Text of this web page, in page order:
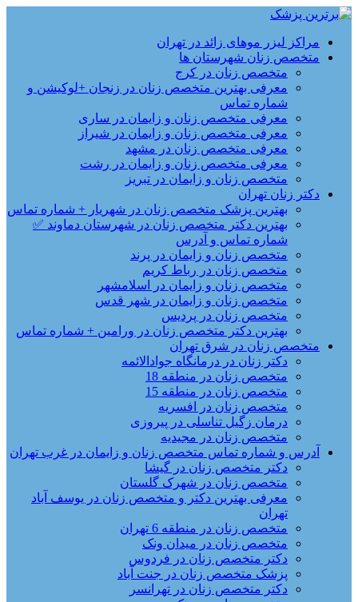
مراکز لیزر موهای زائد در تهران
متخصص زنان شهرستان ها
متخصص زنان در کرج
معرفی بهترین متخصص زنان در زنجان +لوکیشن و
شماره تماس
معرفی متخصص زنان و زایمان در ساری
معرفی متخصص زنان و زایمان در شیراز
معرفی متخصص زنان در مشهد
معرفی متخصص زنان و زایمان در رشت
متخصص زنان و زایمان در تبریز
دکتر زنان تهران
بهترین پزشک متخصص زنان در شهریار + شماره تماس
بهترین دکتر متخصص زنان در شهرستان دماوند ✅
شماره تماس و آدرس
متخصص زنان و زایمان در پرند
متخصص زنان در رباط کریم
متخصص زنان و زایمان در اسلامشهر
متخصص زنان و زایمان در شهر قدس
متخصص زنان در پردیس
بهترین دکتر متخصص زنان در ورامین + شماره تماس
متخصص زنان در شرق تهران
دکتر زنان در درمانگاه جوادالائمه
متخصص زنان در منطقه 18
متخصص زنان در منطقه 15
متخصص زنان در افسریه
درمان زگیل تناسلی در پیروزی
متخصص زنان در مجیدیه
آدرس و شماره تماس متخصص زنان و زایمان در غرب تهران
دکتر متخصص زنان در گیشا
متخصص زنان در شهرک گلستان
معرفی بهترین دکتر و متخصص زنان در یوسف آباد
تهران
متخصص زنان در منطقه 6 تهران
متخصص زنان در میدان ونک
دکتر متخصص زنان در فردوس
پزشک متخصص زنان در جنت آباد
دکتر متخصص زنان در تهرانسر